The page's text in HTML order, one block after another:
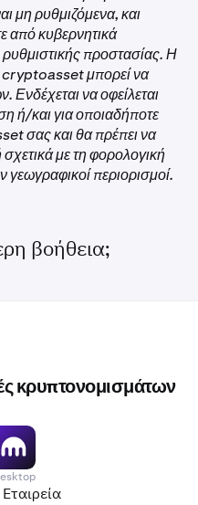
μη ρυθμιζόμενα, και
από κυβερνητικά
προστασίας. Η
μπορεί να
Ενδέχεται να οφείλεται
ή/και για οποιαδήποτε
σας και θα πρέπει να
με τη φορολογική
περιορισμοί.
βοήθεια;
κρυπτονομισμάτων
Εταιρεία